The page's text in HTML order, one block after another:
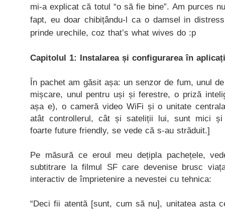
mi-a explicat că totul “o să fie bine”. Am purces
fapt, eu doar chibițându-l ca o damsel in
prinde urechile, coz that’s what wives do :p
Capitolul 1: Instalarea și configurarea în
În pachet am găsit așa: un senzor de fum, unul
mișcare, unul pentru uși și ferestre, o priză
așa e), o cameră video WiFi și o unitate
atât controllerul, cât și sateliții lui, sunt mici și
foarte future friendly, se vede că s-au străduit.]
Pe măsură ce eroul meu dețipla pachețele,
subtitrare la filmul SF care devenise brusc
interactiv de împrietenire a nevestei cu tehnica:
“Deci fii atentă [sunt, cum să nu], unitatea asta